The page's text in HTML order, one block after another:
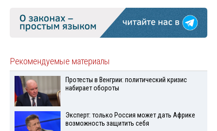
Рекомендуемые материалы
Протесты в Венгрии: политический кризис
набирает обороты
Эксперт: только Россия может дать Африке
возможность защитить себя